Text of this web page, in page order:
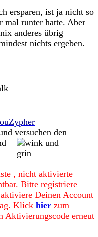
ersparen, ist ja nicht so
mal runter hatte. Aber
anderes übrig
nichts ergeben.
versuchen den
, nicht aktivierte
Bitte registriere
Deinen Account
Klick hier zum
Aktivierungscode erneut